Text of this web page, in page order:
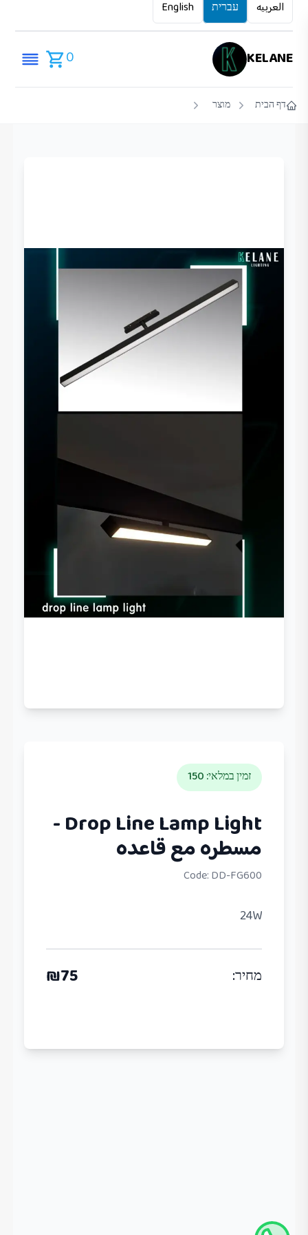
العربيه עברית English
KELANE
0
דף הבית מוצר
זמין במלאי:
150
Drop Line Lamp Light -
مسطره مع قاعده
Code:DD-FG600
24W
מחיר:
₪75